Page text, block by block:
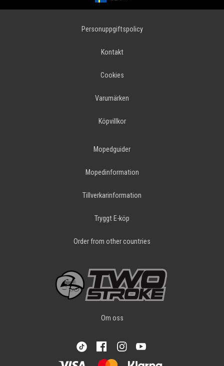
Personuppgiftspolicy
Kontakt
Cookies
Varumärken
Köpvillkor
Mopedguider
Mopedinformation
Tillverkarinformation
Tryggt E-köp
Order from other countries
Om oss